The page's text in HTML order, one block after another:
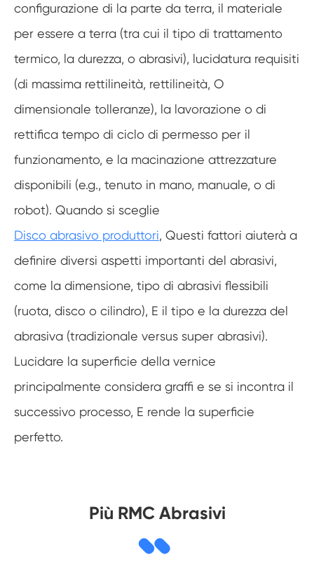
configurazione di la parte da terra, il materiale
per essere a terra (tra cui il tipo di trattamento
termico, la durezza, o abrasivi), lucidatura requisiti
(di massima rettilineità, rettilineità, O
dimensionale tolleranze), la lavorazione o di
rettifica tempo di ciclo di permesso per il
funzionamento, e la macinazione attrezzature
disponibili (e.g., tenuto in mano, manuale, o di
robot). Quando si sceglie
Disco abrasivo produttori, Questi fattori aiuterà a
definire diversi aspetti importanti del abrasivi,
come la dimensione, tipo di abrasivi flessibili
(ruota, disco o cilindro), E il tipo e la durezza del
abrasiva (tradizionale versus super abrasivi).
Lucidare la superficie della vernice
principalmente considera graffi e se si incontra il
successivo processo, E rende la superficie
perfetto.
Più RMC Abrasivi